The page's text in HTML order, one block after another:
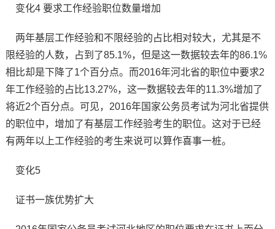
变化4 要求工作经验职位数量增加
两年基层工作经验和不限经验的占比相对较大，尤其是不
限经验的人数，占到了85.1%，但是这一数据较去年的86.1%
相比却是下降了1个百分点。而2016年河北省的职位中要求2
年工作经验的占比13.27%，这一数据较去年的11.3%增加了
将近2个百分点。可见，2016年国家公务员考试为河北省提供
的职位中，增加了有基层工作经验考生的职位。这对于已经
有两年以上工作经验的考生来说可以算作喜事一桩。
变化5
证书一族优势扩大